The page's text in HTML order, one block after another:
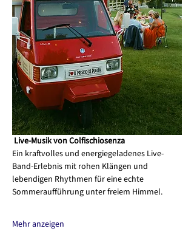
Live-Musik von Colfischiosenza
Ein kraftvolles und energiegeladenes Live-
Band-Erlebnis mit rohen Klängen und
lebendigen Rhythmen für eine echte
Sommeraufführung unter freiem Himmel.
Mehr anzeigen